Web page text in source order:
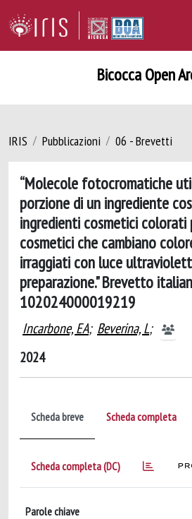
Bicocca Open
IRIS Pubblicazioni 06 - Brevetti
“Molecole fotocromatiche
porzione di un ingrediente
ingredienti cosmetici
cosmetici che cambiano
irraggiati con luce
preparazione." Brevetto
102024000019219
Incarbone, EA; Beverina, L;
2024
Scheda breve Scheda completa
Scheda completa (DC)
Parole chiave